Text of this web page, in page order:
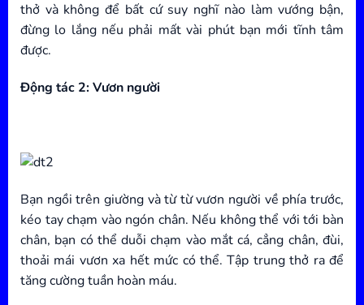
thở và không để bất cứ suy nghĩ nào làm vướng bận,
đừng lo lắng nếu phải mất vài phút bạn mới tĩnh tâm
được.
Động tác 2: Vươn người
Bạn ngồi trên giường và từ từ vươn người về phía trước,
kéo tay chạm vào ngón chân. Nếu không thể với tới bàn
chân, bạn có thể duỗi chạm vào mắt cá, cẳng chân, đùi,
thoải mái vươn xa hết mức có thể. Tập trung thở ra để
tăng cường tuần hoàn máu.